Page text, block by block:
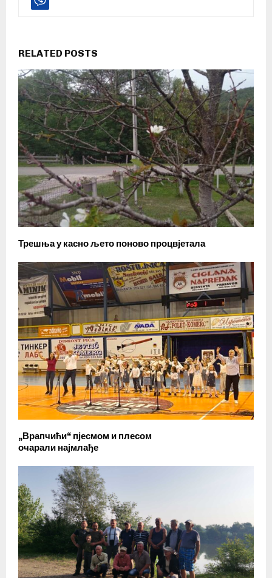
RELATED POSTS
Трешња у касно љето поново процвјетала
„Врапчићи“ пјесмом и плесом
очарали најмлађе